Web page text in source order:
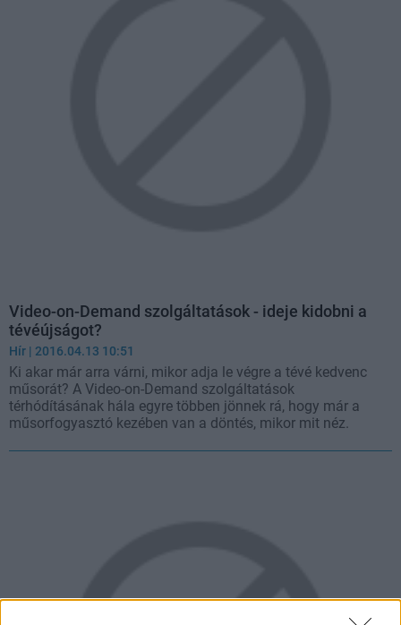
Video-on-Demand szolgáltatások - ideje kidobni a
tévéújságot?
Hír | 2016.04.13 10:51
Ki akar már arra várni, mikor adja le végre a tévé kedvenc
műsorát? A Video-on-Demand szolgáltatások
térhódításának hála egyre többen jönnek rá, hogy már a
műsorfogyasztó kezében van a döntés, mikor mit néz.